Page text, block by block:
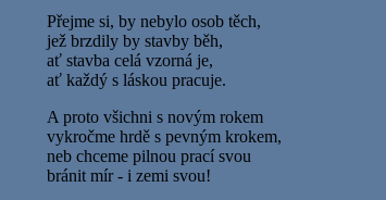
Přejme si, by nebylo osob těch,
jež brzdily by stavby běh,
ať stavba celá vzorná je,
ať každý s láskou pracuje.
A proto všichni s novým rokem
vykročme hrdě s pevným krokem,
neb chceme pilnou prací svou
bránit mír - i zemi svou!